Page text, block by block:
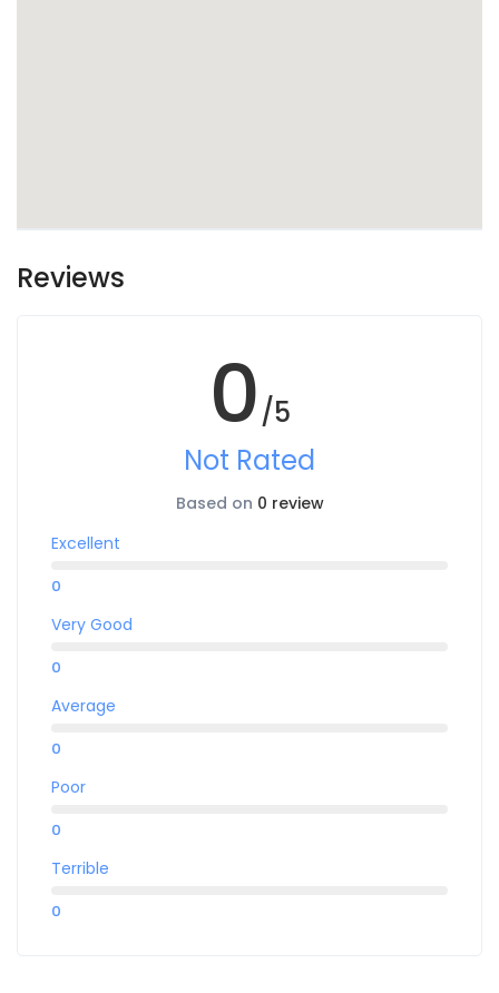
Reviews
0/5
Not Rated
Based on 0 review
Excellent
0
Very Good
0
Average
0
Poor
0
Terrible
0